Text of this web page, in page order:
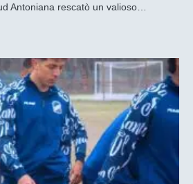
Antoniana rescatò un valioso…